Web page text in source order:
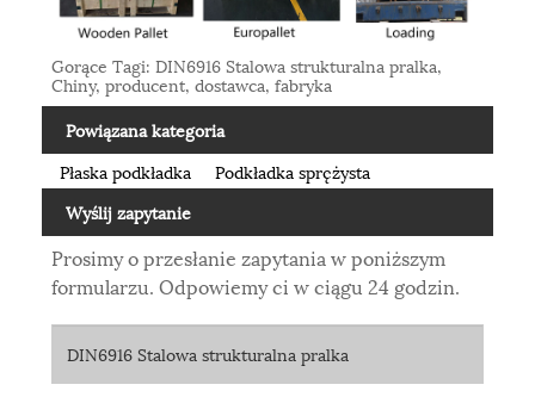
Gorące Tagi: DIN6916 Stalowa strukturalna pralka,
Chiny, producent, dostawca, fabryka
Powiązana kategoria
Płaska podkładka
Podkładka sprężysta
Wyślij zapytanie
Prosimy o przesłanie zapytania w poniższym
formularzu. Odpowiemy ci w ciągu 24 godzin.